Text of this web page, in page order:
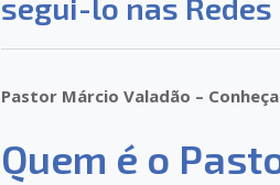
segui-lo nas Redes
Pastor Márcio Valadão –
Quem é o